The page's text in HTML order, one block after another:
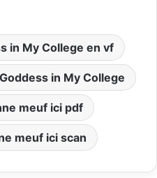
in My College en vf
in My College
meuf ici pdf
meuf ici scan